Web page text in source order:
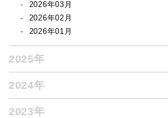
2026年03月
2026年02月
2026年01月
2025年
2024年
2023年